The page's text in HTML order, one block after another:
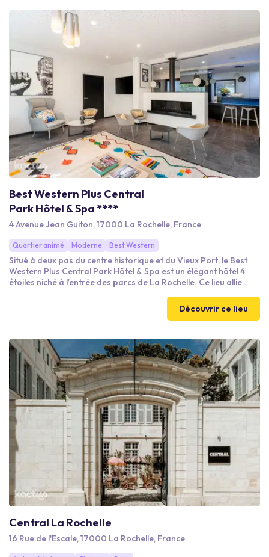
pour rendre votre séjour des plus agréables.
Best Western Plus Central
Park Hôtel & Spa ****
4 Avenue Jean Guiton, 17000 La Rochelle, France
Quartier animé Moderne Best Western
Situé à deux pas du centre historique et du Vieux Port, le Best
Western Plus Central Park Hôtel & Spa est un élégant hôtel 4
étoiles niché à l’entrée des parcs de La Rochelle. Ce lieu allie
accueillir voyageurs d’affaires et événements professionnels
dans un cadre privilégié entre nature, patrimoine et océan.
Découvrir ce lieu
Central La Rochelle
16 Rue de l'Escale, 17000 La Rochelle, France